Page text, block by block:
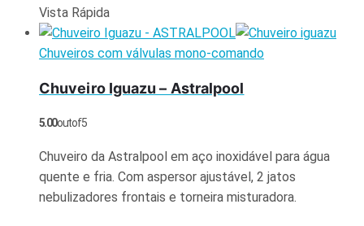
Vista Rápida
Chuveiros com válvulas mono-comando
Chuveiro Iguazu – Astralpool
5.00out of 5
Chuveiro da Astralpool em aço inoxidável para água
quente e fria. Com aspersor ajustável, 2 jatos
nebulizadores frontais e torneira misturadora.